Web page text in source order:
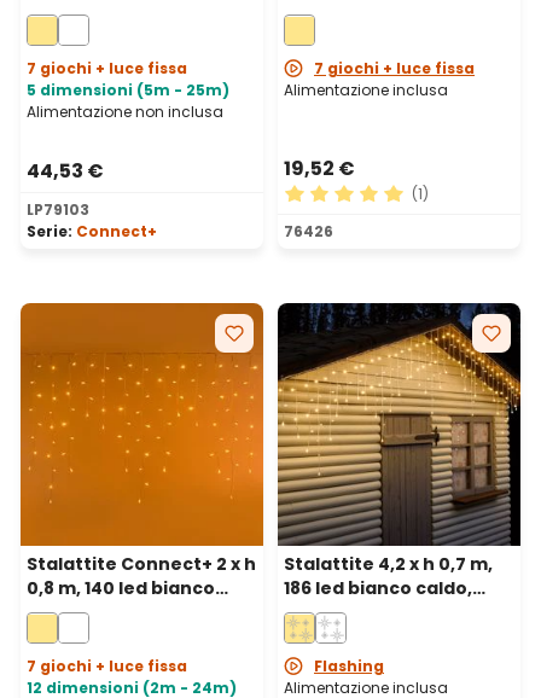
caldo, cavo trasparente,
prolungabile
7 giochi + luce fissa
5 dimensioni (5m - 25m)
Alimentazione non inclusa
44,53 €
LP79103
Serie: Connect+
bianco caldo, cavo
metal argento
7 giochi + luce fissa
Alimentazione inclusa
19,52 €
Valutazione media di 5 su
(1)
76426
Stalattite Connect+ 2 x h
0,8 m, 140 led bianco
caldo, cavo trasparente,
prolungabile
7 giochi + luce fissa
12 dimensioni (2m - 24m)
Stalattite 4,2 x h 0,7 m,
186 led bianco caldo,
cavo bianco,
prolungabile
Flashing
Alimentazione inclusa